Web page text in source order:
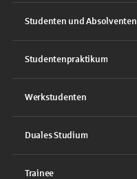
Studenten und Absolventen
Studentenpraktikum
Werkstudenten
Duales Studium
Trainee